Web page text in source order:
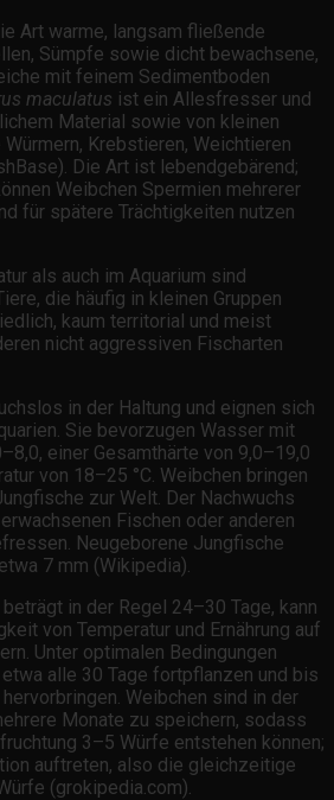
Art warme, langsam fließende
Sümpfe sowie dicht bewachsene,
mit feinem Sedimentboden
maculatus ist ein Allesfresser und
Material sowie von kleinen
Krebstieren, Weichtieren
Die Art ist lebendgebärend;
Weibchen Spermien mehrerer
für spätere Trächtigkeiten nutzen
als auch im Aquarium sind
die häufig in kleinen Gruppen
kaum territorial und meist
nicht aggressiven Fischarten
in der Haltung und eignen sich
Sie bevorzugen Wasser mit
einer Gesamthärte von 9,0–19,0
von 18–25 °C. Weibchen bringen
zur Welt. Der Nachwuchs
Fischen oder anderen
Neugeborene Jungfische
7 mm (Wikipedia).
in der Regel 24–30 Tage, kann
von Temperatur und Ernährung auf
Unter optimalen Bedingungen
alle 30 Tage fortpflanzen und bis
Weibchen sind in der
Monate zu speichern, sodass
3–5 Würfe entstehen können;
auftreten, also die gleichzeitige
(grokipedia.com).